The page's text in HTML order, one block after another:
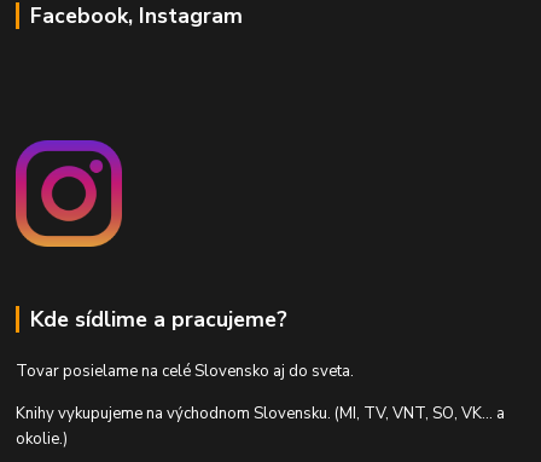
Facebook, Instagram
Kde sídlime a pracujeme?
Tovar posielame na celé Slovensko aj do sveta.
Knihy vykupujeme na východnom Slovensku. (MI, TV, VNT, SO, VK... a
okolie.)